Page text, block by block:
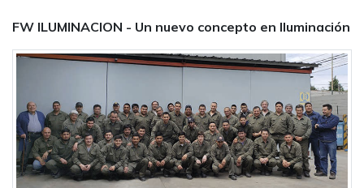
FW ILUMINACION - Un nuevo concepto en Iluminación